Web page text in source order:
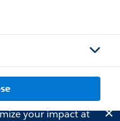
your impact at